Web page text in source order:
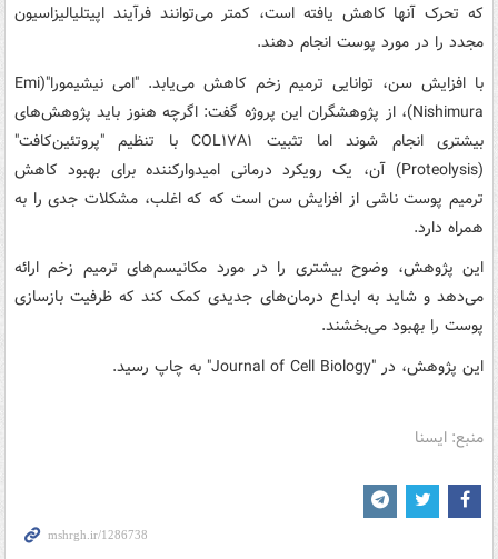
که تحرک آنها کاهش یافته است، کمتر می‌توانند فرآیند اپیتلیالیزاسیون
مجدد را در مورد پوست انجام دهند.
با افزایش سن، توانایی ترمیم زخم کاهش می‌یابد. "امی نیشیمورا"(Emi
Nishimura)، از پژوهشگران این پروژه گفت: اگرچه هنوز باید پژوهش‌های
بیشتری انجام شوند اما تثبیت COL۱۷A۱ با تنظیم "پروتئین‌کافت"
(Proteolysis) آن، یک رویکرد درمانی امیدوارکننده برای بهبود کاهش
ترمیم پوست ناشی از افزایش سن است که که اغلب، مشکلات جدی را به
همراه دارد.
این پژوهش، وضوح بیشتری را در مورد مکانیسم‌های ترمیم زخم ارائه
می‌دهد و شاید به ابداع درمان‌های جدیدی کمک کند که ظرفیت بازسازی
پوست را بهبود می‌بخشند.
این پژوهش، در "Journal of Cell Biology" به چاپ رسید.
منبع: ایسنا